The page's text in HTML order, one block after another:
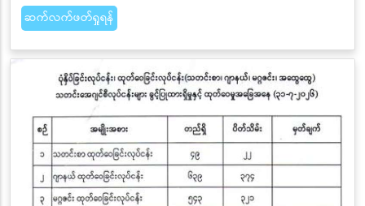
ဆက်လက်ဖတ်ရှုရန်